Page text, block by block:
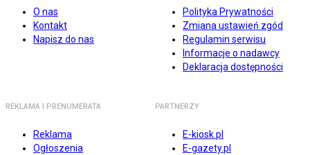
O nas
Kontakt
Napisz do nas
Polityka Prywatności
Zmiana ustawień zgód
Regulamin serwisu
Informacje o nadawcy
Deklaracja dostępności
REKLAMA I PRENUMERATA
Reklama
Ogłoszenia
PARTNERZY
E-kiosk.pl
E-gazety.pl